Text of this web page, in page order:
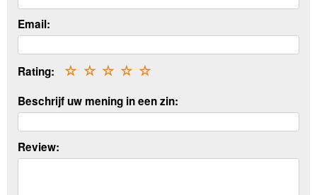
Email:
Rating: ☆
☆
☆
☆
☆
Beschrijf uw mening in een zin:
Review: